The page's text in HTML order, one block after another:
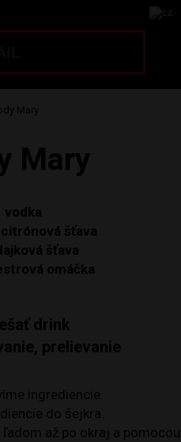
Mary
vodka
šťava
šťava
omáčka
drink
prelievanie
ingrediencie.
do šejkra.
až po okraj a pomocou